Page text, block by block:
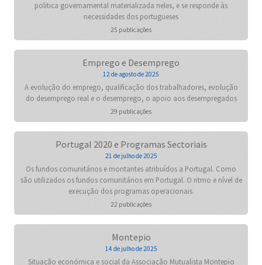
politica governamental materializada neles, e se responde às
necessidades dos portugueses
25 publicações
Emprego e Desemprego
12 de agosto de 2025
A evolução do emprego, qualificação dos trabalhadores, evolução
do desemprego real e o desemprego, o apoio aos desempregados
29 publicações
Portugal 2020 e Programas Sectoriais
21 de julho de 2025
Os fundos comunitários e montantes atribuídos a Portugal. Como
são utilizados os fundos comunitários em Portugal. O ritmo e nível de
execução dos programas operacionais.
22 publicações
Montepio
14 de julho de 2025
Situação económica e social da Associação Mutualista Montepio